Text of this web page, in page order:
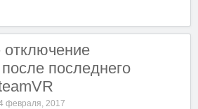
отключение
последнего
февраля, 2017